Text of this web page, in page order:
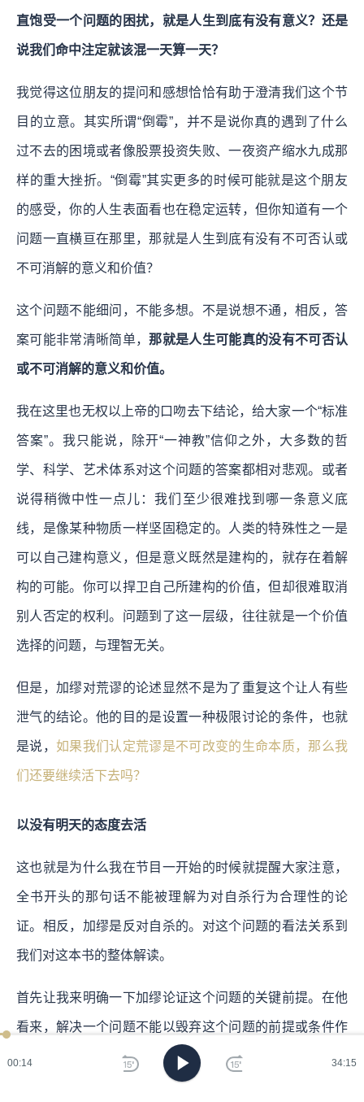
00:15 34:15
直饱受一个问题的困扰，就是人生到底有没有意义？还是
说我们命中注定就该混一天算一天？
我觉得这位朋友的提问和感想恰恰有助于澄清我们这个节
目的立意。 其实所谓“倒霉”，并不是说你真的遇到了什么
过不去的困境或者像股票投资失败、一夜资产缩水九成那
样的重大挫折。“倒霉”其实更多的时候可能就是这个朋友
的感受，你的人生表面看也在稳定运转，但你知道有一个
问题一直横亘在那里，那就是人生到底有没有不可否认或
不可消解的意义和价值？
这个问题不能细问，不能多想。不是说想不通，相反，答
案可能非常清晰简单， 那就是人生可能真的没有不可否认
或不可消解的意义和价值。
我在这里也无权以上帝的口吻去下结论，给大家一个“标准
答案”。 我只能说，除开“一神教”信仰之外，大多数的哲
学、科学、艺术体系对这个问题的答案都相对悲观。或者
说得稍微中性一点儿：我们至少很难找到哪一条意义底
线，是像某种物质一样坚固稳定的。人类的特殊性之一是
可以自己建构意义，但是意义既然是建构的，就存在着解
构的可能。你可以捍卫自己所建构的价值，但却很难取消
别人否定的权利。问题到了这一层级，往往就是一个价值
选择的问题，与理智无关。
但是，加缪对荒谬的论述显然不是为了重复这个让人有些
泄气的结论。他的目的是设置一种极限讨论的条件，也就
是说， 如果我们认定荒谬是不可改变的生命本质，那么我
们还要继续活下去吗？
以没有明天的态度去活
这也就是为什么我在节目一开始的时候就提醒大家注意，
全书开头的那句话不能被理解为对自杀行为合理性的论
证。相反，加缪是反对自杀的。对这个问题的看法关系到
我们对这本书的整体解读。
首先让我来明确一下加缪论证这个问题的关键前提。在他
看来，解决一个问题不能以毁弃这个问题的前提或条件作
为方法。比如说生命是荒谬的，那么荒谬的浮现就是一个
人的感受对这个本质属性的捕捉。如果在捕捉到这一点之